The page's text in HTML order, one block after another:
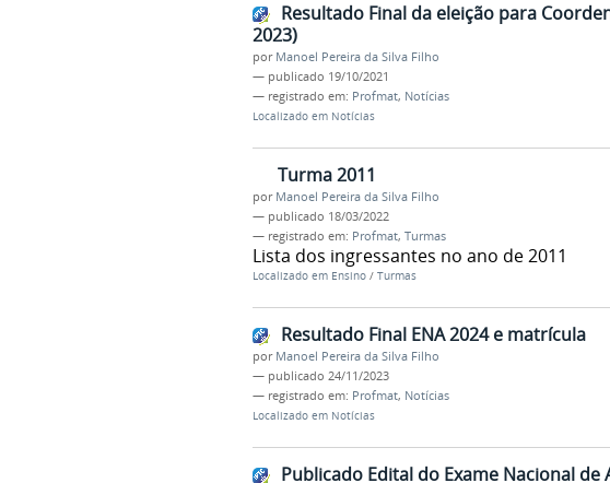
Resultado Final da eleição para
2023)
por Manoel Pereira da Silva Filho
— publicado 19/10/2021
— registrado em: Profmat, Notícias
Localizado em Notícias
Turma 2011
por Manoel Pereira da Silva Filho
— publicado 18/03/2022
— registrado em: Profmat, Turmas
Lista dos ingressantes no ano de 2011
Localizado em Ensino / Turmas
Resultado Final ENA 2024 e matrícula
por Manoel Pereira da Silva Filho
— publicado 24/11/2023
— registrado em: Profmat, Notícias
Localizado em Notícias
Publicado Edital do Exame Nacional de